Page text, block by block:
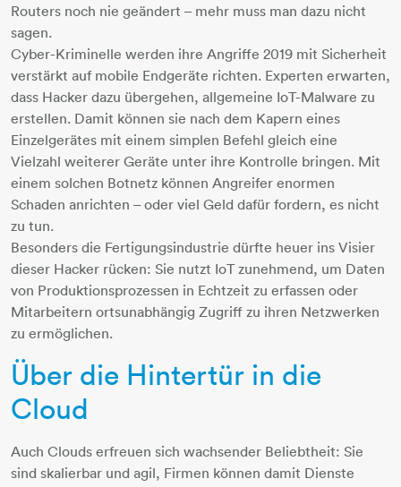
Routers noch nie geändert – mehr muss man dazu nicht
sagen.
Cyber-Kriminelle werden ihre Angriffe 2019 mit Sicherheit
verstärkt auf mobile Endgeräte richten. Experten erwarten,
dass Hacker dazu übergehen, allgemeine IoT-Malware zu
erstellen. Damit können sie nach dem Kapern eines
Einzelgerätes mit einem simplen Befehl gleich eine
Vielzahl weiterer Geräte unter ihre Kontrolle bringen. Mit
einem solchen Botnetz können Angreifer enormen
Schaden anrichten – oder viel Geld dafür fordern, es nicht
zu tun.
Besonders die Fertigungsindustrie dürfte heuer ins Visier
dieser Hacker rücken: Sie nutzt IoT zunehmend, um Daten
von Produktionsprozessen in Echtzeit zu erfassen oder
Mitarbeitern ortsunabhängig Zugriff zu ihren Netzwerken
zu ermöglichen.
Über die Hintertür in die
Cloud
Auch Clouds erfreuen sich wachsender Beliebtheit: Sie
sind skalierbar und agil, Firmen können damit Dienste